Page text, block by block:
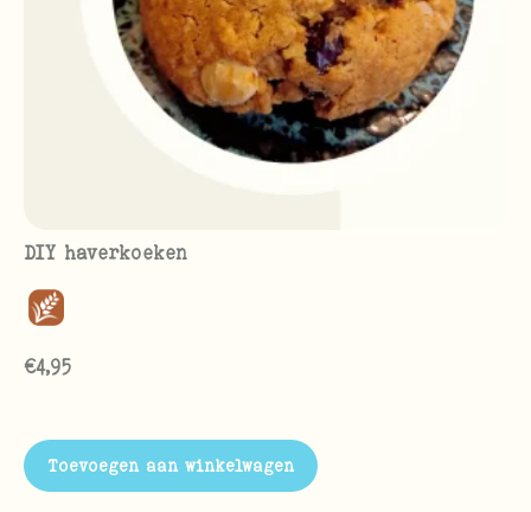
DIY haverkoeken
€4,95
Toevoegen aan winkelwagen